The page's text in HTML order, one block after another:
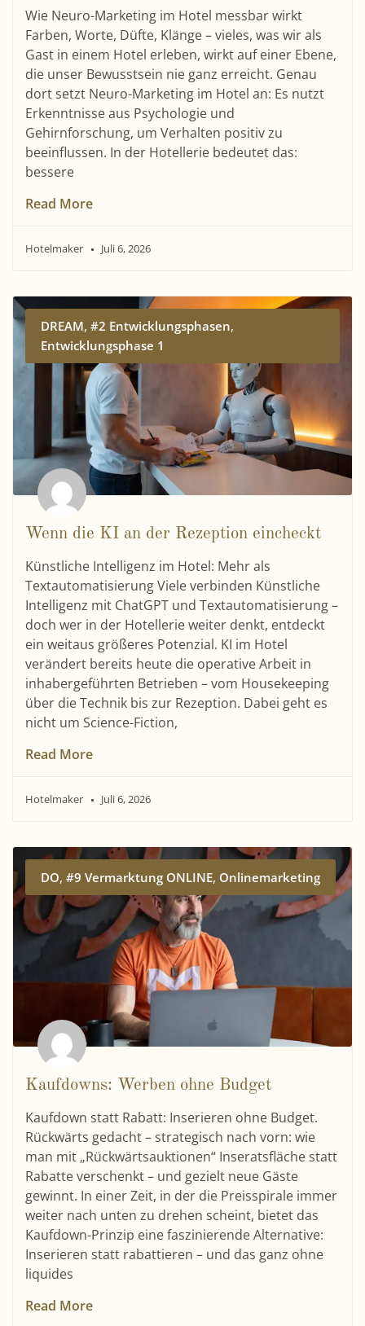
Wie Neuro-Marketing im Hotel messbar wirkt
Farben, Worte, Düfte, Klänge – vieles, was wir als
Gast in einem Hotel erleben, wirkt auf einer Ebene,
die unser Bewusstsein nie ganz erreicht. Genau
dort setzt Neuro-Marketing im Hotel an: Es nutzt
Erkenntnisse aus Psychologie und
Gehirnforschung, um Verhalten positiv zu
beeinflussen. In der Hotellerie bedeutet das:
bessere
Read More
Hotelmaker Juli 6, 2026
DREAM,#2 Entwicklungsphasen,
Entwicklungsphase 1
Wenn die KI an der Rezeption eincheckt
Künstliche Intelligenz im Hotel: Mehr als
Textautomatisierung Viele verbinden Künstliche
Intelligenz mit ChatGPT und Textautomatisierung –
doch wer in der Hotellerie weiter denkt, entdeckt
ein weitaus größeres Potenzial. KI im Hotel
verändert bereits heute die operative Arbeit in
inhabergeführten Betrieben – vom Housekeeping
über die Technik bis zur Rezeption. Dabei geht es
nicht um Science-Fiction,
Read More
Hotelmaker Juli 6, 2026
DO,#9 Vermarktung ONLINE, Onlinemarketing
Kaufdowns: Werben ohne Budget
Kaufdown statt Rabatt: Inserieren ohne Budget.
Rückwärts gedacht – strategisch nach vorn: wie
man mit „Rückwärtsauktionen“ Inseratsfläche statt
Rabatte verschenkt – und gezielt neue Gäste
gewinnt. In einer Zeit, in der die Preisspirale immer
weiter nach unten zu drehen scheint, bietet das
Kaufdown-Prinzip eine faszinierende Alternative:
Inserieren statt rabattieren – und das ganz ohne
liquides
Read More